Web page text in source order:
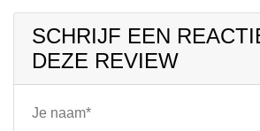
SCHRIJF EEN
DEZE REVIEW
Je naam*